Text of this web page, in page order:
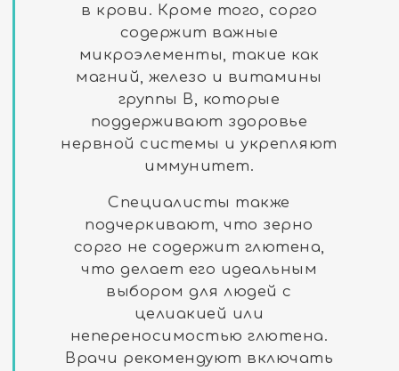
в крови. Кроме того, сорго
содержит важные
микроэлементы, такие как
магний, железо и витамины
группы B, которые
поддерживают здоровье
нервной системы и укрепляют
иммунитет.
Специалисты также
подчеркивают, что зерно
сорго не содержит глютена,
что делает его идеальным
выбором для людей с
целиакией или
непереносимостью глютена.
Врачи рекомендуют включать